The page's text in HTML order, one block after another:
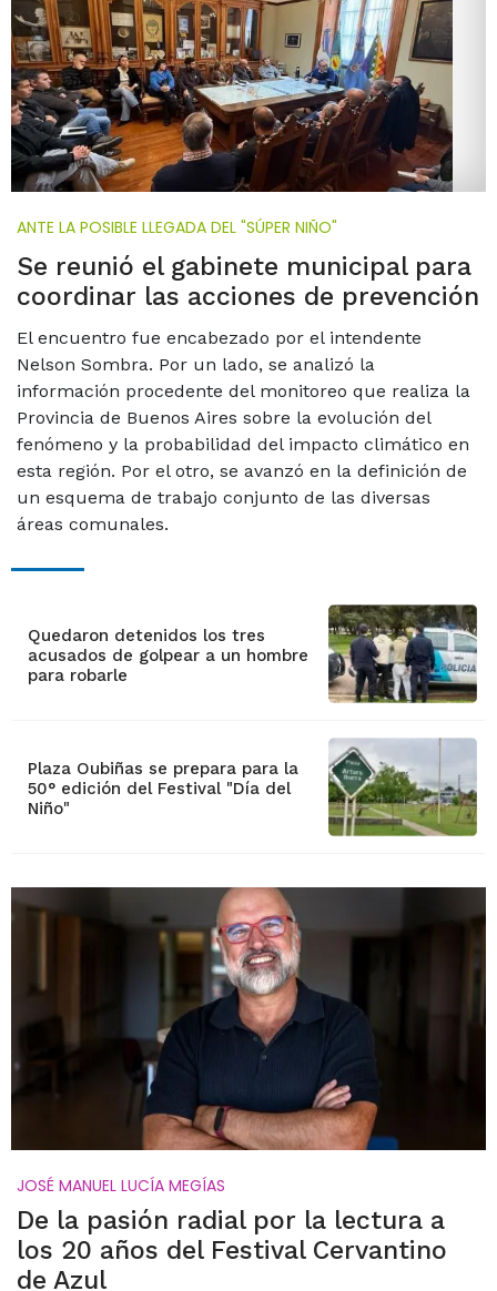
ANTE LA POSIBLE LLEGADA DEL "SÚPER NIÑO"
Se reunió el gabinete municipal para
coordinar las acciones de prevención
El encuentro fue encabezado por el intendente
Nelson Sombra. Por un lado, se analizó la
información procedente del monitoreo que realiza la
Provincia de Buenos Aires sobre la evolución del
fenómeno y la probabilidad del impacto climático en
esta región. Por el otro, se avanzó en la definición de
un esquema de trabajo conjunto de las diversas
áreas comunales.
Quedaron detenidos los tres
acusados de golpear a un hombre
para robarle
Plaza Oubiñas se prepara para la
50° edición del Festival "Día del
Niño"
JOSÉ MANUEL LUCÍA MEGÍAS
De la pasión radial por la lectura a
los 20 años del Festival Cervantino
de Azul